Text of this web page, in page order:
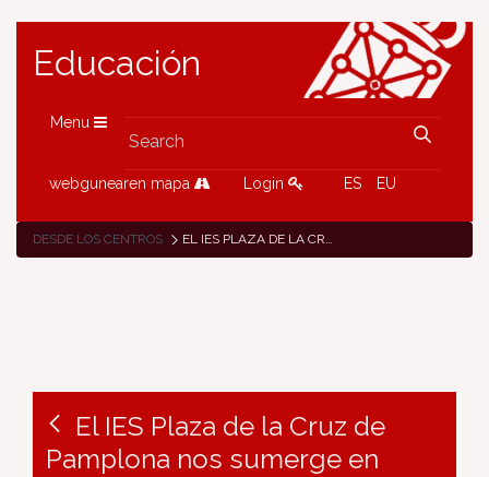
Educación
Menu
webgunearen mapa Login ES EU
DESDE LOS CENTROS EL IES PLAZA DE LA CRUZ DE PAMPLONA NOS SUMERGE EN «LOS SONIDOS DEL CAMINO: MÚSICA, DANZA Y LITERATURA EN LOS CAMINOS EUROPEOS» DE SU PROYECTO ERASMUS+ KA122-SCH
El IES Plaza de la Cruz de
Pamplona nos sumerge en